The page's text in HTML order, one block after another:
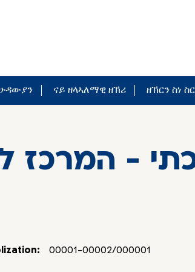
ናይ ዘላኣለማዊ ዘኽሪ ዘኽርን ስነ
- המרכז
00001-00002/000001